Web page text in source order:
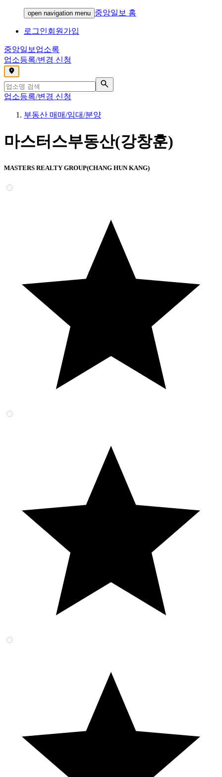
open navigation menu 중앙일보 홈
로그인회원가입
중앙일보 업소록
업소등록/변경 신청
,
업소등록/변경 신청
부동산 매매/임대/분양
마스터스부동산(강창훈)
MASTERS REALTY GROUP(CHANG HUN KANG)